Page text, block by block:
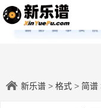
新乐谱 > 格式 > 简谱